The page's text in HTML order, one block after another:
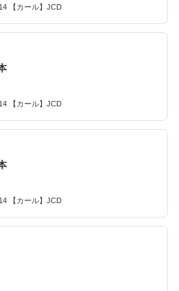
【カール】JCD
【カール】JCD
【カール】JCD